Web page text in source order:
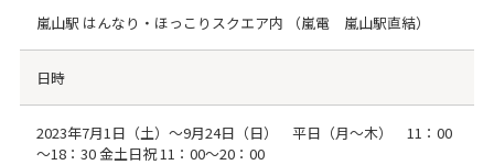
嵐山駅 はんなり・ほっこりスクエア内 （嵐電 嵐山駅直結）
日時
2023年7月1日（土）～9月24日（日） 平日（月～木） 11：00
～18：30 金土日祝 11：00～20：00